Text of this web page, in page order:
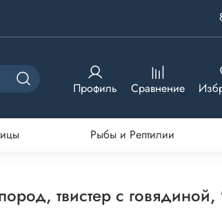
Профиль Сравнение
Рыбы и Рептилии
твистер с говядиной,